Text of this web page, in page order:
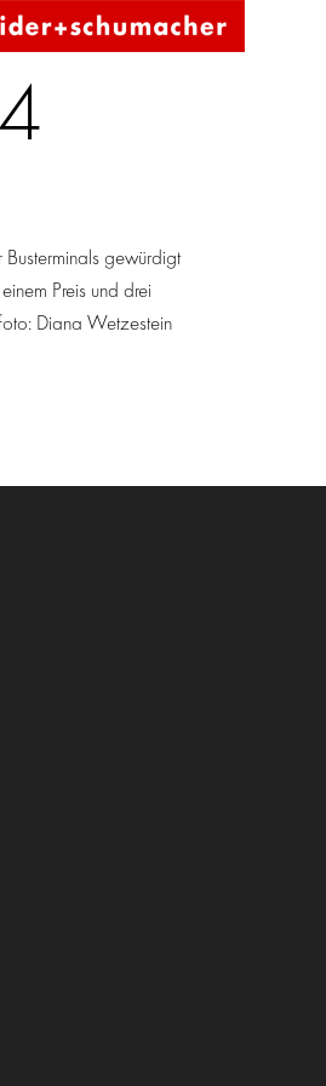
gewürdigt
Preis und drei
Diana Wetzestein